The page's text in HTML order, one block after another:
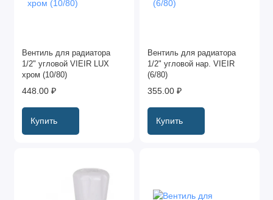
Вентиль для радиатора
1/2" угловой VIEIR LUX
хром (10/80)
448.00 ₽
Купить
Вентиль для радиатора
1/2" угловой нар. VIEIR
(6/80)
355.00 ₽
Купить